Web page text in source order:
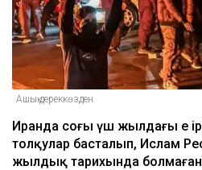
Ашық дереккөзден
Иранда соңғы үш жылдағы ең
толқулар басталып, Ислам
жылдық тарихында болмаған